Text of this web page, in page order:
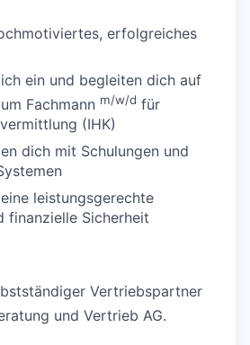
erfolgreiches
ein und begleiten dich auf
Fachmann m/w/d für
(IHK)
dich mit Schulungen und
leistungsgerechte
finanzielle Sicherheit
Vertriebspartner
und Vertrieb AG.